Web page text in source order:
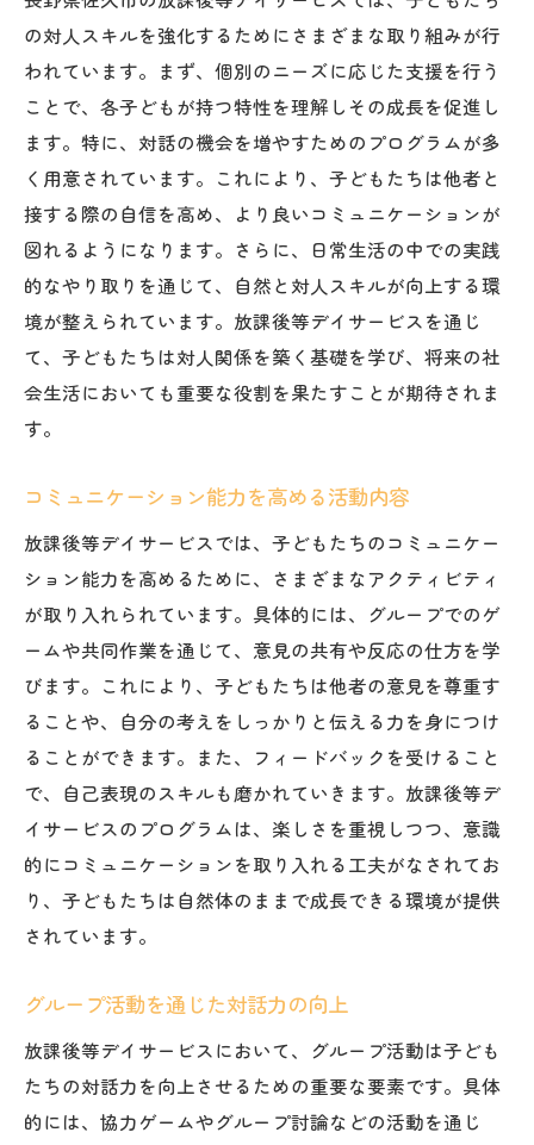
の対人スキルを強化するためにさまざまな取り組みが行
われています。まず、個別のニーズに応じた支援を行う
ことで、各子どもが持つ特性を理解しその成長を促進し
ます。特に、対話の機会を増やすためのプログラムが多
く用意されています。これにより、子どもたちは他者と
接する際の自信を高め、より良いコミュニケーションが
図れるようになります。さらに、日常生活の中での実践
的なやり取りを通じて、自然と対人スキルが向上する環
境が整えられています。放課後等デイサービスを通じ
て、子どもたちは対人関係を築く基礎を学び、将来の社
会生活においても重要な役割を果たすことが期待されま
す。
コミュニケーション能力を高める活動内容
放課後等デイサービスでは、子どもたちのコミュニケー
ション能力を高めるために、さまざまなアクティビティ
が取り入れられています。具体的には、グループでのゲ
ームや共同作業を通じて、意見の共有や反応の仕方を学
びます。これにより、子どもたちは他者の意見を尊重す
ることや、自分の考えをしっかりと伝える力を身につけ
ることができます。また、フィードバックを受けること
で、自己表現のスキルも磨かれていきます。放課後等デ
イサービスのプログラムは、楽しさを重視しつつ、意識
的にコミュニケーションを取り入れる工夫がなされてお
り、子どもたちは自然体のままで成長できる環境が提供
されています。
グループ活動を通じた対話力の向上
放課後等デイサービスにおいて、グループ活動は子ども
たちの対話力を向上させるための重要な要素です。具体
的には、協力ゲームやグループ討論などの活動を通じ